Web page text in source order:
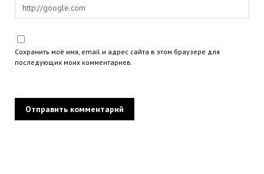
Сохранить моё имя, email и адрес сайта в этом браузере для
последующих моих комментариев.